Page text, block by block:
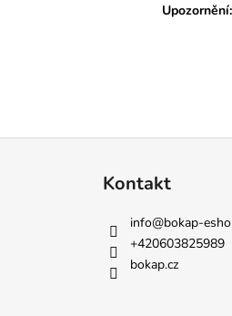
Upozornění:
Kontakt
info@bokap-
+420603825989
bokap.cz